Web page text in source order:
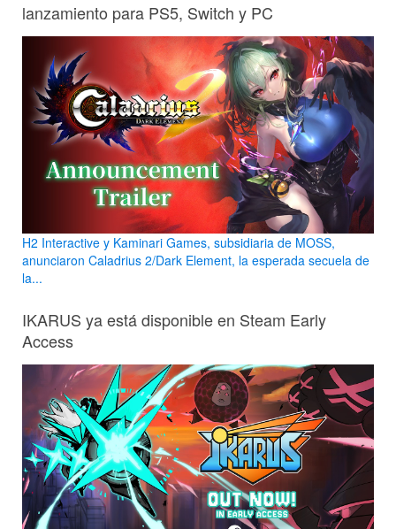
lanzamiento para PS5, Switch y PC
H2 Interactive y Kaminari Games, subsidiaria de MOSS,
anunciaron Caladrius 2/Dark Element, la esperada secuela de
la...
IKARUS ya está disponible en Steam Early
Access